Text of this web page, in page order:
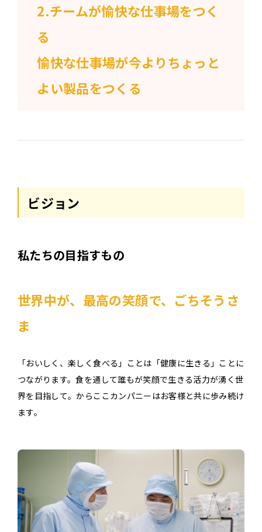
2.チームが愉快な仕事場をつく
る
愉快な仕事場が今よりちょっと
よい製品をつくる
ビジョン
私たちの目指すもの
世界中が、最高の笑顔で、ごちそうさ
ま
「おいしく、楽しく食べる」ことは「健康に生きる」ことに
つながります。食を通して誰もが笑顔で生きる活力が湧く世
界を目指して。からここカンパニーはお客様と共に歩み続け
ます。